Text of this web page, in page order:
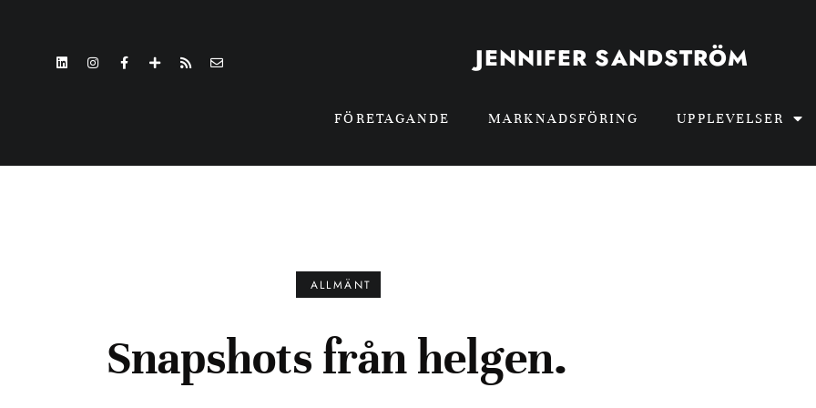
JENNIFER SANDSTRÖM
FÖRETAGANDE MARKNADSFÖRING UPPLEVELSER
ALLMÄNT
Snapshots från helgen.